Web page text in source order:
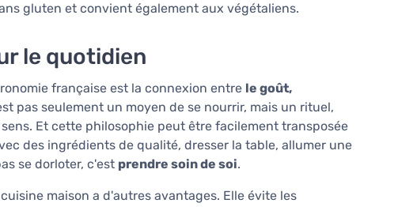
gluten et convient également aux végétaliens.
le quotidien
française est la connexion entre le goût,
pas seulement un moyen de se nourrir, mais un rituel,
Et cette philosophie peut être facilement transposée
des ingrédients de qualité, dresser la table, allumer une
se dorloter, c'est prendre soin de soi.
maison a d'autres avantages. Elle évite les